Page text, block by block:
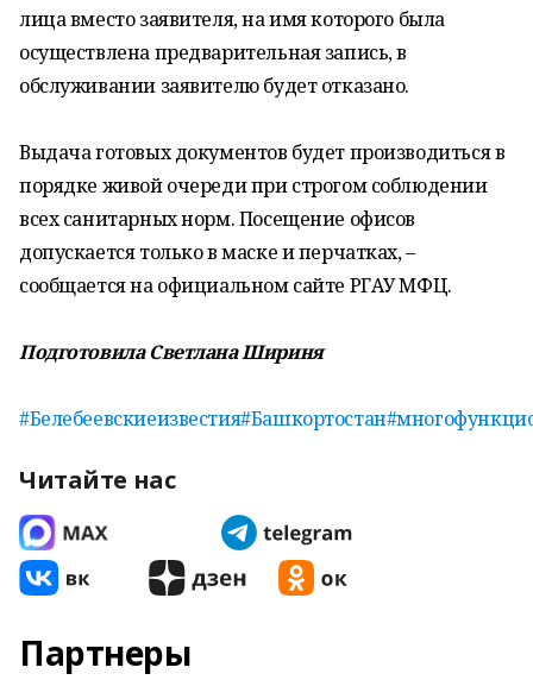
лица вместо заявителя, на имя которого была
осуществлена предварительная запись, в
обслуживании заявителю будет отказано.
Выдача готовых документов будет производиться в
порядке живой очереди при строгом соблюдении
всех санитарных норм. Посещение офисов
допускается только в маске и перчатках, –
сообщается на официальном сайте РГАУ МФЦ.
Подготовила Светлана Шириня
#Белебеевскиеизвестия#Башкортостан
Читайте нас
Партнеры